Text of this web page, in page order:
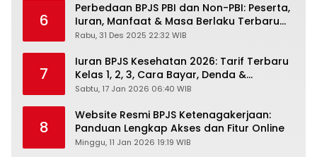
6
Perbedaan BPJS PBI dan Non-PBI: Peserta,
Iuran, Manfaat & Masa Berlaku Terbaru
2026
Rabu, 31 Des 2025 22:32 WIB
7
Iuran BPJS Kesehatan 2026: Tarif Terbaru
Kelas 1, 2, 3, Cara Bayar, Denda &
Panduan Lengkap Peserta JKN-KIS
Sabtu, 17 Jan 2026 06:40 WIB
8
Website Resmi BPJS Ketenagakerjaan:
Panduan Lengkap Akses dan Fitur Online
Minggu, 11 Jan 2026 19:19 WIB